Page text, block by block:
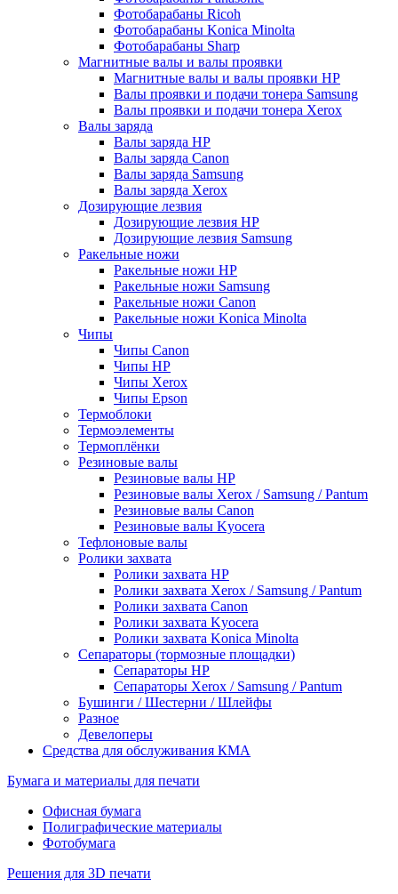
Фотобарабаны Ricoh
Фотобарабаны Konica Minolta
Фотобарабаны Sharp
Магнитные валы и валы проявки
Магнитные валы и валы проявки HP
Валы проявки и подачи тонера Samsung
Валы проявки и подачи тонера Xerox
Валы заряда
Валы заряда HP
Валы заряда Canon
Валы заряда Samsung
Валы заряда Xerox
Дозирующие лезвия
Дозирующие лезвия HP
Дозирующие лезвия Samsung
Ракельные ножи
Ракельные ножи HP
Ракельные ножи Samsung
Ракельные ножи Canon
Ракельные ножи Konica Minolta
Чипы
Чипы Canon
Чипы HP
Чипы Xerox
Чипы Epson
Термоблоки
Термоэлементы
Термоплёнки
Резиновые валы
Резиновые валы HP
Резиновые валы Xerox / Samsung / Pantum
Резиновые валы Canon
Резиновые валы Kyocera
Тефлоновые валы
Ролики захвата
Ролики захвата HP
Ролики захвата Xerox / Samsung / Pantum
Ролики захвата Canon
Ролики захвата Kyocera
Ролики захвата Konica Minolta
Сепараторы (тормозные площадки)
Сепараторы HP
Сепараторы Xerox / Samsung / Pantum
Бушинги / Шестерни / Шлейфы
Разное
Девелоперы
Средства для обслуживания КМА
Бумага и материалы для печати
Офисная бумага
Полиграфические материалы
Фотобумага
Решения для 3D печати